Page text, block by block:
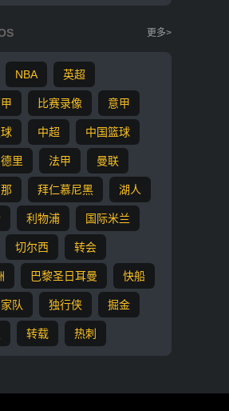
更多>
NBA 英超
比赛录像 意甲
中超 中国篮球
里 法甲 曼联
拜仁慕尼黑 湖人
利物浦 国际米兰
切尔西 转会
巴黎圣日耳曼 快船
队 独行侠 掘金
转载 热刺